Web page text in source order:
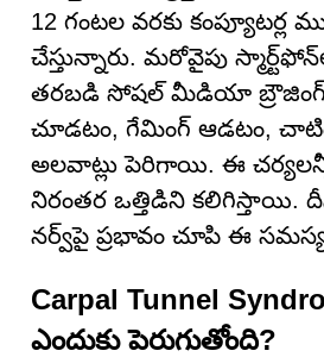
12 గంటల వరకు కంప్యూటర్ల
చేస్తున్నారు. మరోవైపు
తరబడి సోషల్ మీడియా
చూడటం, గేమింగ్ ఆడటం,
అలవాట్లు పెరిగాయి. ఈ
నిరంతర ఒత్తిడిని కలిగిస్తాయి.
నర్వ్‌పై ప్రభావం చూపి ఈ
Carpal Tunnel
ఎందుకు పెరుగుతోంది?